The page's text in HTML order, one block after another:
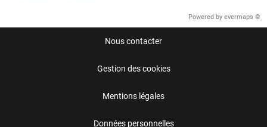
Powered by evermaps ©
Nous contacter
Gestion des cookies
Mentions légales
Données personnelles